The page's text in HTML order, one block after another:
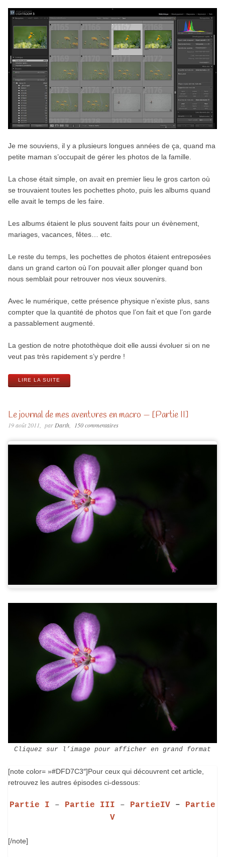
Je me souviens, il y a plusieurs longues années de ça, quand ma
petite maman s’occupait de gérer les photos de la famille.
La chose était simple, on avait en premier lieu le gros carton où
se trouvaient toutes les pochettes photo, puis les albums quand
elle avait le temps de les faire.
Les albums étaient le plus souvent faits pour un évènement,
mariages, vacances, fêtes… etc.
Le reste du temps, les pochettes de photos étaient entreposées
dans un grand carton où l’on pouvait aller plonger quand bon
nous semblait pour retrouver nos vieux souvenirs.
Avec le numérique, cette présence physique n’existe plus, sans
compter que la quantité de photos que l’on fait et que l’on garde
a passablement augmenté.
La gestion de notre photothèque doit elle aussi évoluer si on ne
veut pas très rapidement s’y perdre !
LIRE LA SUITE
Le journal de mes aventures en macro — [Partie II]
19 août 2011 par Darth 150 commentaires
Cliquez sur l’image pour afficher en grand format
[note color= »#DFD7C3″]Pour ceux qui découvrent cet article,
retrouvez les autres épisodes ci-dessous:
Partie I – Partie III – PartieIV – Partie
V
[/note]